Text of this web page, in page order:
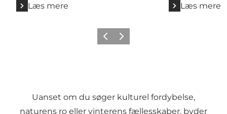
Læs mere
Læs mere
Forrige billede
Næste billede
Uanset om du søger kulturel fordybelse,
naturens ro eller vinterens fællesskaber, byder